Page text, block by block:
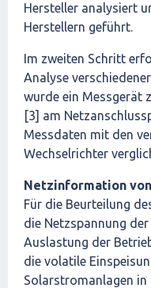
Hersteller analysiert
Herstellern geführt.
Im zweiten Schritt
Analyse
wurde ein Messgerät
[3] am
Messdaten mit den
Wechselrichter
Netzinformation
Für die Beurteilung
die Netzspannung
Auslastung der
die volatile
Solarstromanlagen in